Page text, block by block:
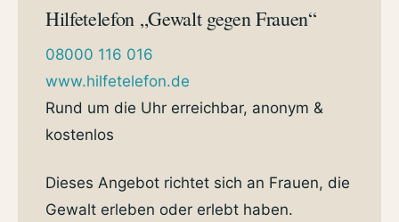
Hilfetelefon „Gewalt gegen Frauen“
08000 116 016
www.hilfetelefon.de
Rund um die Uhr erreichbar, anonym &
kostenlos
Dieses Angebot richtet sich an Frauen, die
Gewalt erleben oder erlebt haben.